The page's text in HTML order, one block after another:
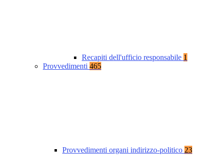
Recapiti dell'ufficio responsabile 1
Provvedimenti 465
Provvedimenti organi indirizzo-politico 23